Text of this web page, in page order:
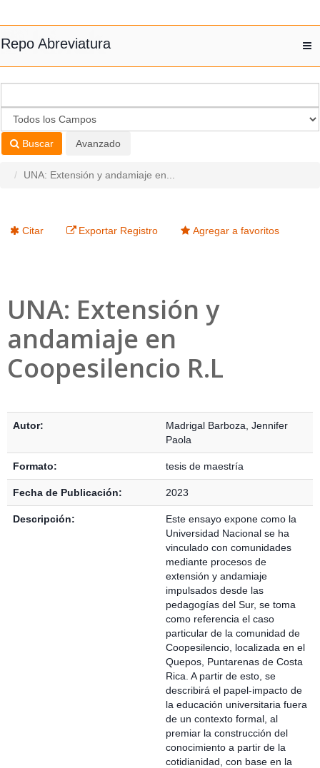
Repo Abreviatura
Buscar Avanzado
UNA: Extensión y andamiaje en...
Citar Exportar Registro Agregar a favoritos
UNA: Extensión y
andamiaje en
Coopesilencio R.L
Autor:
Madrigal Barboza, Jennifer
Paola
Formato: tesis de maestría
Fecha de Publicación: 2023
Descripción:
Este ensayo expone como la
Universidad Nacional se ha
vinculado con comunidades
mediante procesos de
extensión y andamiaje
impulsados desde las
pedagogías del Sur, se toma
como referencia el caso
particular de la comunidad de
Coopesilencio, localizada en el
Quepos, Puntarenas de Costa
Rica. A partir de esto, se
describirá el papel-impacto de
la educación universitaria fuera
de un contexto formal, al
premiar la construcción del
conocimiento a partir de la
cotidianidad, con base en la